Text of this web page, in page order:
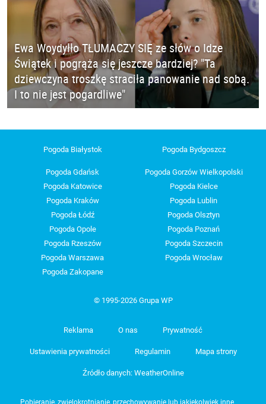
Ewa Woydyłło TŁUMACZY SIĘ ze słów o Idze
Świątek i pogrąża się jeszcze bardziej? "Ta
dziewczyna troszkę straciła panowanie nad sobą.
I to nie jest pogardliwe"
Pogoda Białystok Pogoda Bydgoszcz
Pogoda Gdańsk
Pogoda Gorzów Wielkopolski
Pogoda Katowice
Pogoda Kielce
Pogoda Kraków
Pogoda Lublin
Pogoda Łódź
Pogoda Olsztyn
Pogoda Opole
Pogoda Poznań
Pogoda Rzeszów
Pogoda Szczecin
Pogoda Warszawa
Pogoda Wrocław
Pogoda Zakopane
© 1995-2026 Grupa WP
Reklama O nas Prywatność
Ustawienia prywatności Regulamin Mapa strony
Źródło danych: WeatherOnline
Pobieranie, zwielokrotnianie, przechowywanie lub jakiekolwiek inne